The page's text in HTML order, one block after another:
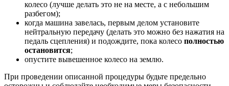
колесо (лучше делать это не на месте, а с небольшим
разбегом);
когда машина завелась, первым делом установите
нейтральную передачу (делать это можно без нажатия на
педаль сцепления) и подождите, пока колесо полностью
остановится;
опустите вывешенное колесо на землю.
При проведении описанной процедуры будьте предельно